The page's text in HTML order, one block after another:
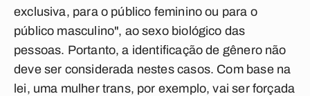
exclusiva, para o público feminino ou para o
público masculino", ao sexo biológico das
pessoas. Portanto, a identificação de gênero não
deve ser considerada nestes casos. Com base na
lei, uma mulher trans, por exemplo, vai ser forçada